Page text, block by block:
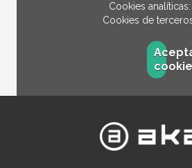
Cookies analíticas:
Cookies de